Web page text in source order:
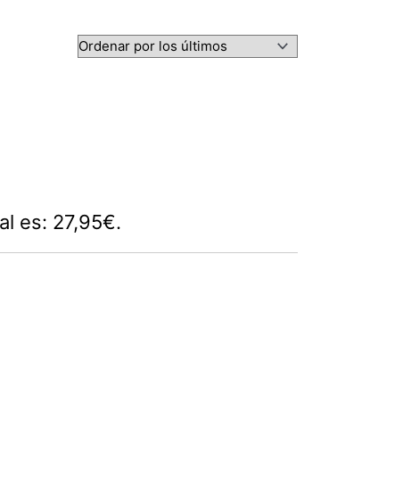
es: 27,95€.